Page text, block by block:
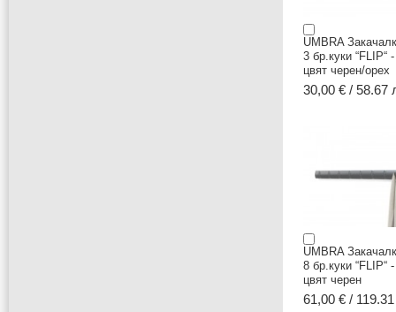
UMBRA
3 бр.куки “FLIP“ -
цвят черен/орех
30,00 € / 58.67
UMBRA
8 бр.куки “FLIP“ -
цвят черен
61,00 € /